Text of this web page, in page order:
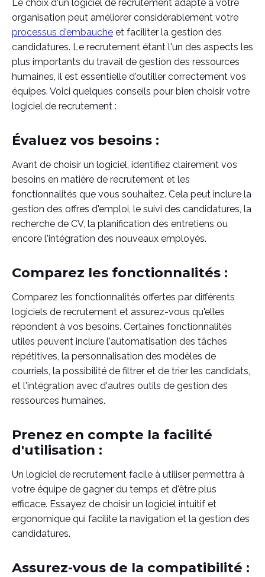
Le choix d'un logiciel de recrutement adapté à votre
organisation peut améliorer considérablement votre
processus d'embauche et faciliter la gestion des
candidatures. Le recrutement étant l'un des aspects les
plus importants du travail de gestion des ressources
humaines, il est essentielle d'outiller correctement vos
équipes. Voici quelques conseils pour bien choisir votre
logiciel de recrutement :
Évaluez vos besoins :
Avant de choisir un logiciel, identifiez clairement vos
besoins en matière de recrutement et les
fonctionnalités que vous souhaitez. Cela peut inclure la
gestion des offres d'emploi, le suivi des candidatures, la
recherche de CV, la planification des entretiens ou
encore l'intégration des nouveaux employés.
Comparez les fonctionnalités :
Comparez les fonctionnalités offertes par différents
logiciels de recrutement et assurez-vous qu'elles
répondent à vos besoins. Certaines fonctionnalités
utiles peuvent inclure l'automatisation des tâches
répétitives, la personnalisation des modèles de
courriels, la possibilité de filtrer et de trier les candidats,
et l'intégration avec d'autres outils de gestion des
ressources humaines.
Prenez en compte la facilité
d'utilisation :
Un logiciel de recrutement facile à utiliser permettra à
votre équipe de gagner du temps et d'être plus
efficace. Essayez de choisir un logiciel intuitif et
ergonomique qui facilite la navigation et la gestion des
candidatures.
Assurez-vous de la compatibilité :